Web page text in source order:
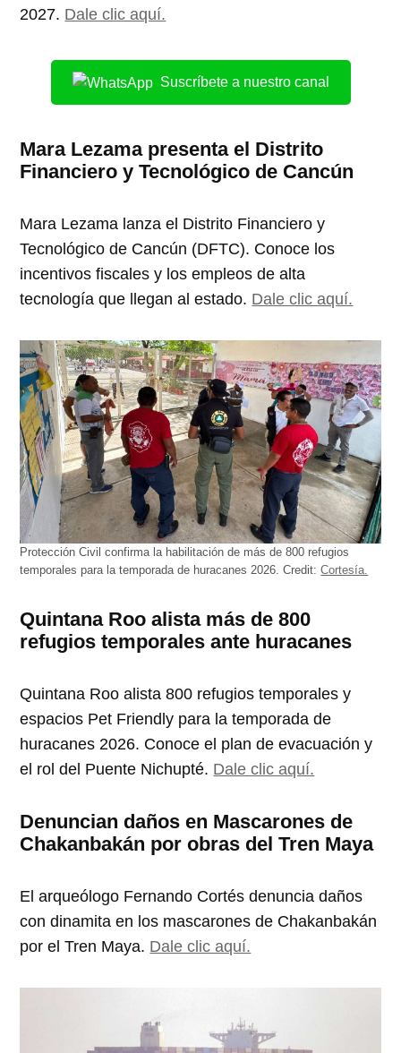
2027. Dale clic aquí.
Suscríbete a nuestro canal
Mara Lezama presenta el Distrito
Financiero y Tecnológico de Cancún
Mara Lezama lanza el Distrito Financiero y
Tecnológico de Cancún (DFTC). Conoce los
incentivos fiscales y los empleos de alta
tecnología que llegan al estado. Dale clic aquí.
Protección Civil confirma la habilitación de más de 800 refugios
temporales para la temporada de huracanes 2026.Credit: Cortesía.
Quintana Roo alista más de 800
refugios temporales ante huracanes
Quintana Roo alista 800 refugios temporales y
espacios Pet Friendly para la temporada de
huracanes 2026. Conoce el plan de evacuación y
el rol del Puente Nichupté. Dale clic aquí.
Denuncian daños en Mascarones de
Chakanbakán por obras del Tren Maya
El arqueólogo Fernando Cortés denuncia daños
con dinamita en los mascarones de Chakanbakán
por el Tren Maya. Dale clic aquí.